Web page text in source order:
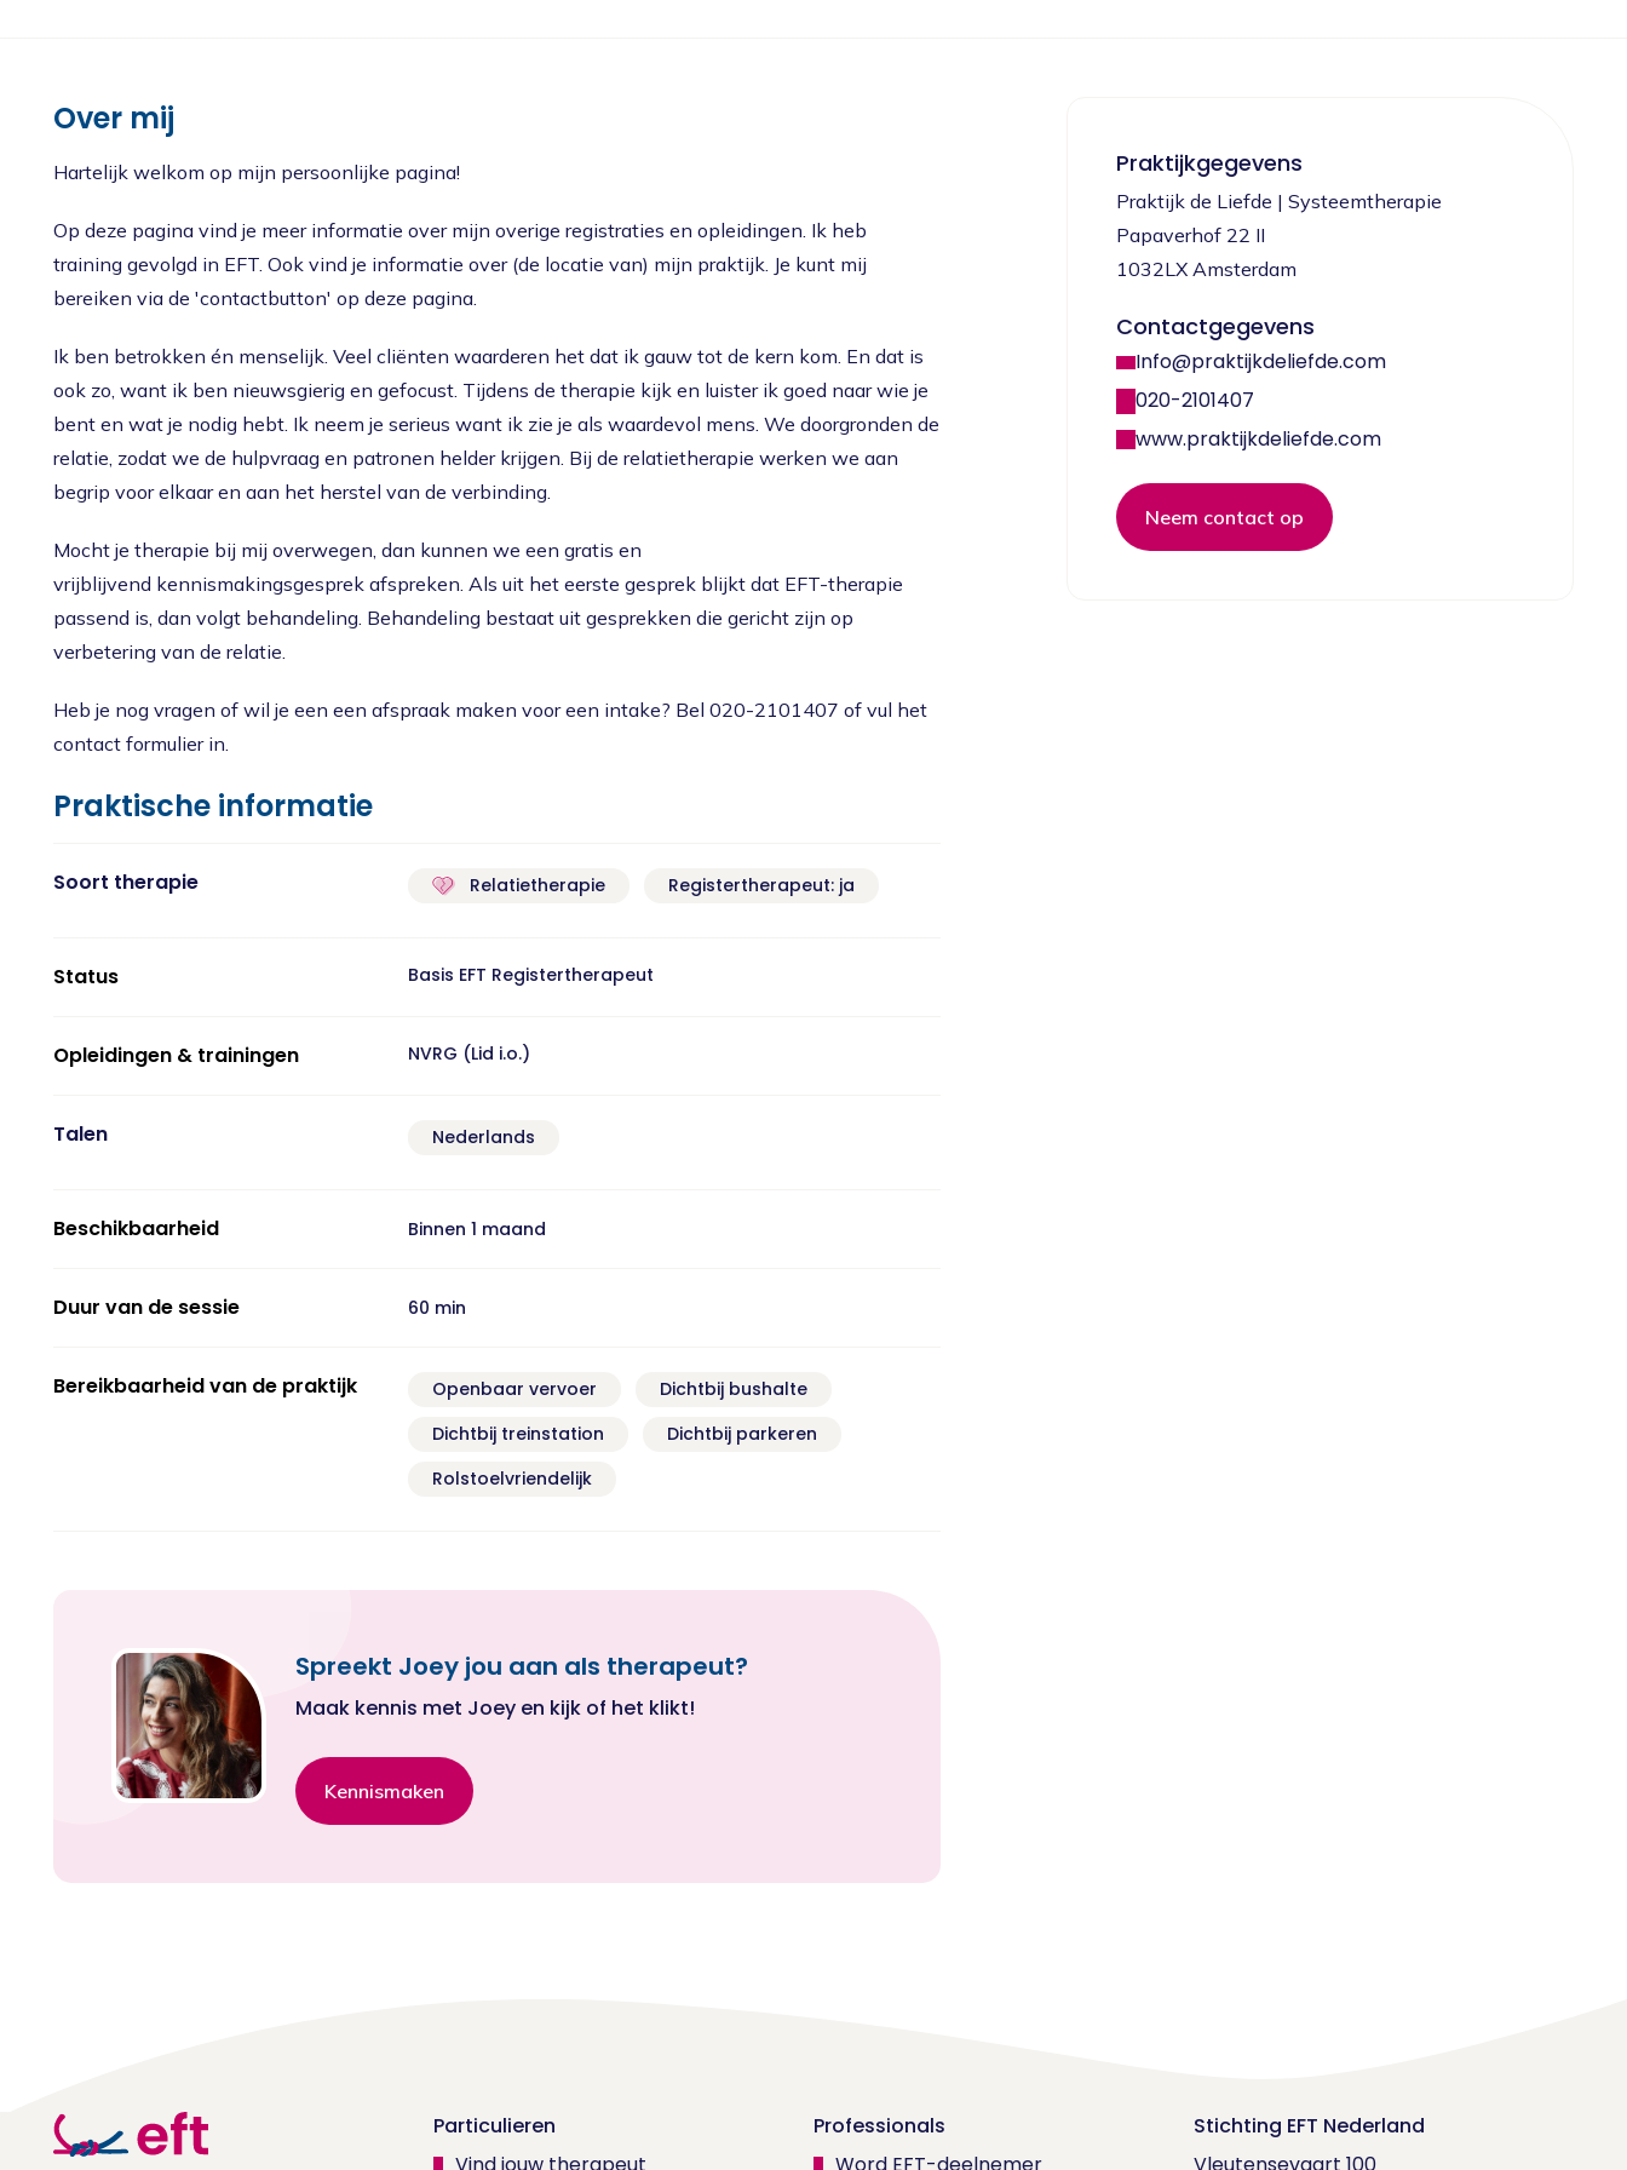
Over mij
Hartelijk welkom op mijn persoonlijke pagina!
Op deze pagina vind je meer informatie over mijn overige registraties en opleidingen. Ik heb
training gevolgd in EFT. Ook vind je informatie over (de locatie van) mijn praktijk. Je kunt mij
bereiken via de 'contactbutton' op deze pagina.
Ik ben betrokken én menselijk. Veel cliënten waarderen het dat ik gauw tot de kern kom. En dat is
ook zo, want ik ben nieuwsgierig en gefocust. Tijdens de therapie kijk en luister ik goed naar wie je
bent en wat je nodig hebt. Ik neem je serieus want ik zie je als waardevol mens. We doorgronden de
relatie, zodat we de hulpvraag en patronen helder krijgen. Bij de relatietherapie werken we aan
begrip voor elkaar en aan het herstel van de verbinding.
Mocht je therapie bij mij overwegen, dan kunnen we een gratis en
vrijblijvend kennismakingsgesprek afspreken. Als uit het eerste gesprek blijkt dat EFT-therapie
passend is, dan volgt behandeling. Behandeling bestaat uit gesprekken die gericht zijn op
verbetering van de relatie.
Heb je nog vragen of wil je een een afspraak maken voor een intake? Bel 020-2101407 of vul het
contact formulier in.
Praktische informatie
Soort therapie Relatietherapie Registertherapeut: ja
Status Basis EFT Registertherapeut
Opleidingen & trainingen NVRG (Lid i.o.)
Talen Nederlands
Beschikbaarheid Binnen 1 maand
Duur van de sessie 60 min
Bereikbaarheid van de praktijk Openbaar vervoer
Dichtbij bushalte
Dichtbij treinstation
Dichtbij parkeren
Rolstoelvriendelijk
Spreekt Joey jou aan als therapeut?
Maak kennis met Joey en kijk of het klikt!
Kennismaken
Praktijkgegevens
Praktijk de Liefde | Systeemtherapie
Papaverhof 22 II
1032LX Amsterdam
Contactgegevens
Info@praktijkdeliefde.com
020-2101407
www.praktijkdeliefde.com
Neem contact op
Particulieren
Vind jouw therapeut
Professionals
Word EFT-deelnemer
Stichting EFT Nederland
Vleutensevaart 100